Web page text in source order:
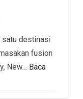
satu destinasi
fusion
New… Baca